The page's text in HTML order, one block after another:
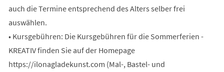
auch die Termine entsprechend des Alters selber frei
auswählen.
• Kursgebühren: Die Kursgebühren für die Sommerferien -
KREATIV finden Sie auf der Homepage
https://ilonagladekunst.com (Mal-, Bastel- und